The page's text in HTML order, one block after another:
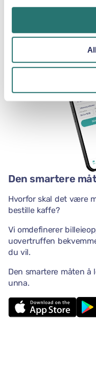
få minutter på
Den smartere
Hvorfor skal det være
bestille kaffe?
Vi omdefinerer
uovertruffen
du vil.
Den smartere måten å
unna.